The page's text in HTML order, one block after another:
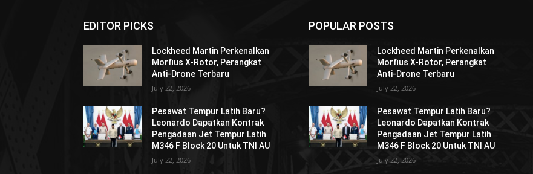
EDITOR PICKS
Lockheed Martin Perkenalkan
Morfius X-Rotor, Perangkat
Anti-Drone Terbaru
July 22, 2026
Pesawat Tempur Latih Baru?
Leonardo Dapatkan Kontrak
Pengadaan Jet Tempur Latih
M346 F Block 20 Untuk TNI AU
July 22, 2026
POPULAR POSTS
Lockheed Martin Perkenalkan
Morfius X-Rotor, Perangkat
Anti-Drone Terbaru
July 22, 2026
Pesawat Tempur Latih Baru?
Leonardo Dapatkan Kontrak
Pengadaan Jet Tempur Latih
M346 F Block 20 Untuk TNI AU
July 22, 2026